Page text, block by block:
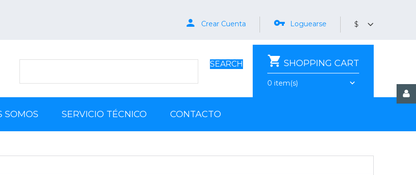
$
Crear Cuenta Loguearse
SHOPPING CART
0 item(s)
SEARCH
SOMOS SERVICIO TÉCNICO CONTACTO